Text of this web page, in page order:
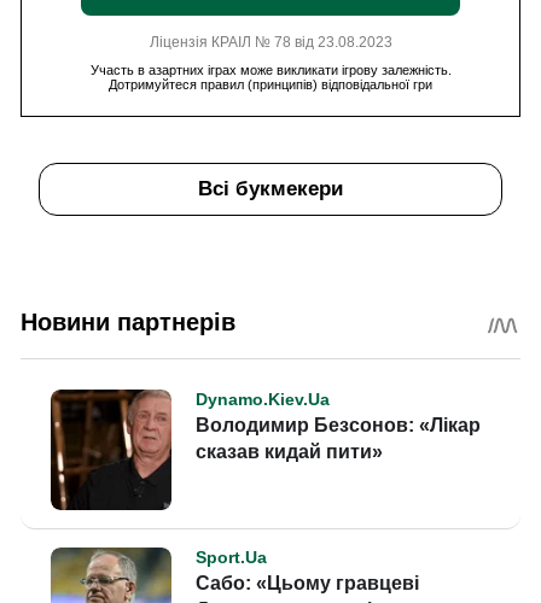
Ліцензія КРАІЛ № 78 від 23.08.2023
Участь в азартних іграх може викликати ігрову залежність.
Дотримуйтеся правил (принципів) відповідальної гри
Всі букмекери